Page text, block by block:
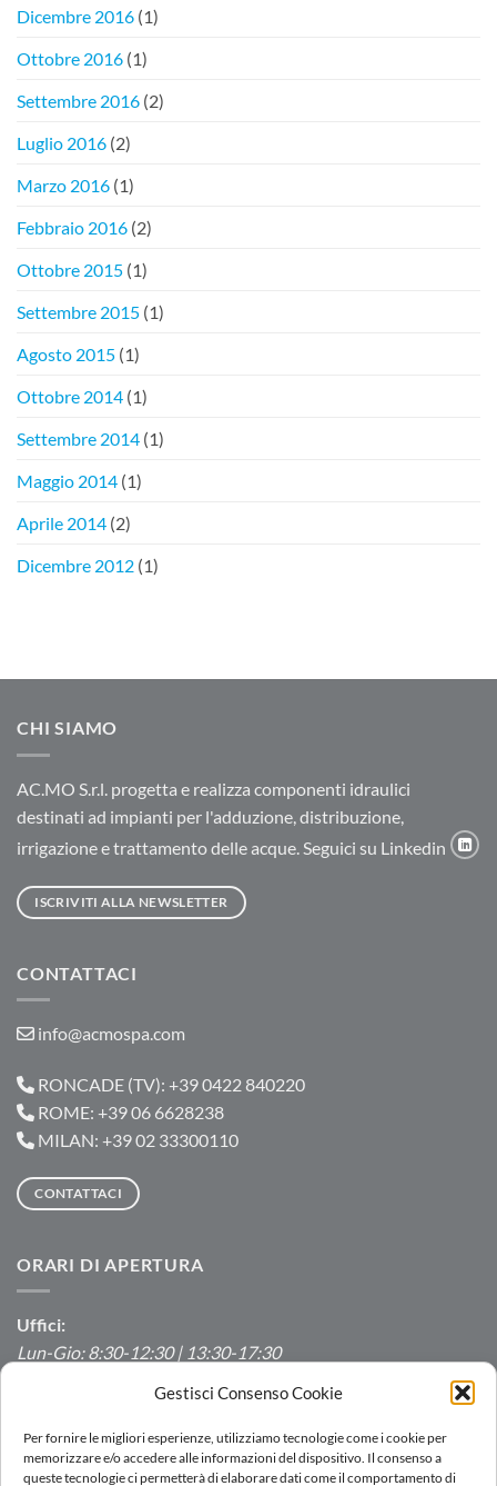
Gestisci Consenso Cookie
Per fornire le migliori esperienze, utilizziamo tecnologie come i cookie per
memorizzare e/o accedere alle informazioni del dispositivo. Il consenso a
queste tecnologie ci permetterà di elaborare dati come il comportamento di
Dicembre 2016 (1)
Ottobre 2016 (1)
Settembre 2016 (2)
Luglio 2016 (2)
Marzo 2016 (1)
Febbraio 2016 (2)
Ottobre 2015 (1)
Settembre 2015 (1)
Agosto 2015 (1)
Ottobre 2014 (1)
Settembre 2014 (1)
Maggio 2014 (1)
Aprile 2014 (2)
Dicembre 2012 (1)
CHI SIAMO
AC.MO S.r.l. progetta e realizza componenti idraulici
destinati ad impianti per l'adduzione, distribuzione,
irrigazione e trattamento delle acque. Seguici su Linkedin
ISCRIVITI ALLA NEWSLETTER
CONTATTACI
info@acmospa.com
RONCADE (TV): +39 0422 840220
ROME: +39 06 6628238
MILAN: +39 02 33300110
CONTATTACI
ORARI DI APERTURA
Uffici:
Lun-Gio: 8:30-12:30 | 13:30-17:30
Produzione/Magazzino:
Lun-Ven: 7:00-12:00 | 13:00-16:00